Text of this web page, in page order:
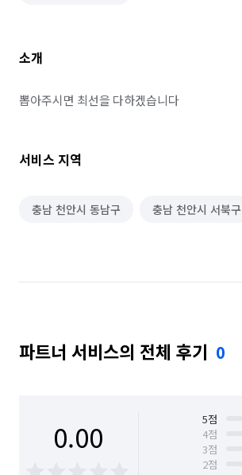
소개
뽑아주시면 최선을 다하겠습니다
서비스 지역
충남 천안시 동남구 충남 천안시 서북구
파트너 서비스의 전체 후기 0
0.00 5점
4점
3점
2점